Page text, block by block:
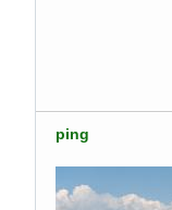
ping